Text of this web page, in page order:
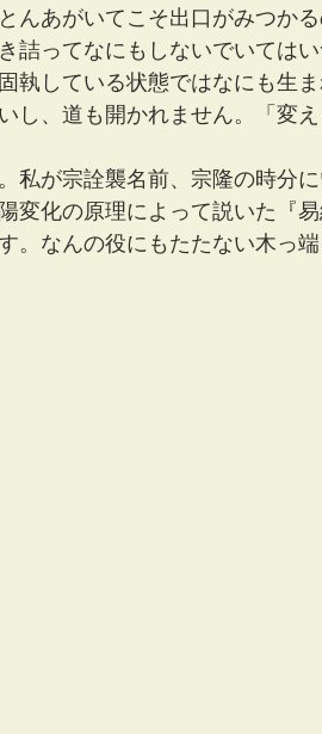
んあがいてこそ出口がみつか
詰ってなにもしないでいては
執している状態ではなにも生
し、道も開かれません。「変
私が宗詮襲名前、宗隆の時分
変化の原理によって説いた『
。なんの役にもたたない木っ